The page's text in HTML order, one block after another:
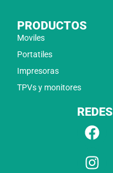
PRODUCTOS
Moviles
Portatiles
Impresoras
TPVs y monitores
REDES